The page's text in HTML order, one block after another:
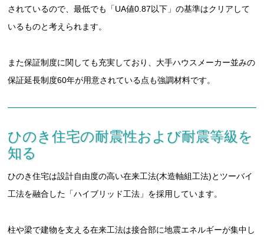
されているので、最低でも「UA値0.87以下」の基準はクリアして
いるものと考えられます。
また保証制度に関しても充実しており、大手ハウスメーカー並みの
保証延長制度60年が用意されている点も強調材料です。
ひのき住宅の耐震性および耐震等級を
知る
ひのき住宅は設計自由度の高い在来工法(木造軸組工法)とツーバイ
工法を融合した「ハイブリッド工法」を採用しています。
柱や梁で建物を支える在来工法は接合部に地震エネルギーが集中し